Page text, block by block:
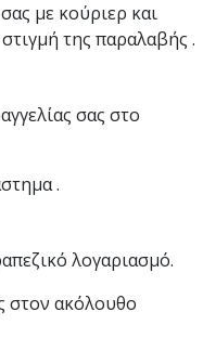
με κούριερ και
της παραλαβής .
σας στο
.
λογαριασμό.
στον ακόλουθο